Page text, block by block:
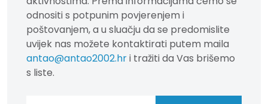
odnositi s potpunim povjerenjem i
poštovanjem, a u sluačju da se predomislite
uvijek nas možete kontaktirati putem maila
antao@antao2002.hri tražiti da Vas brišemo
s liste.